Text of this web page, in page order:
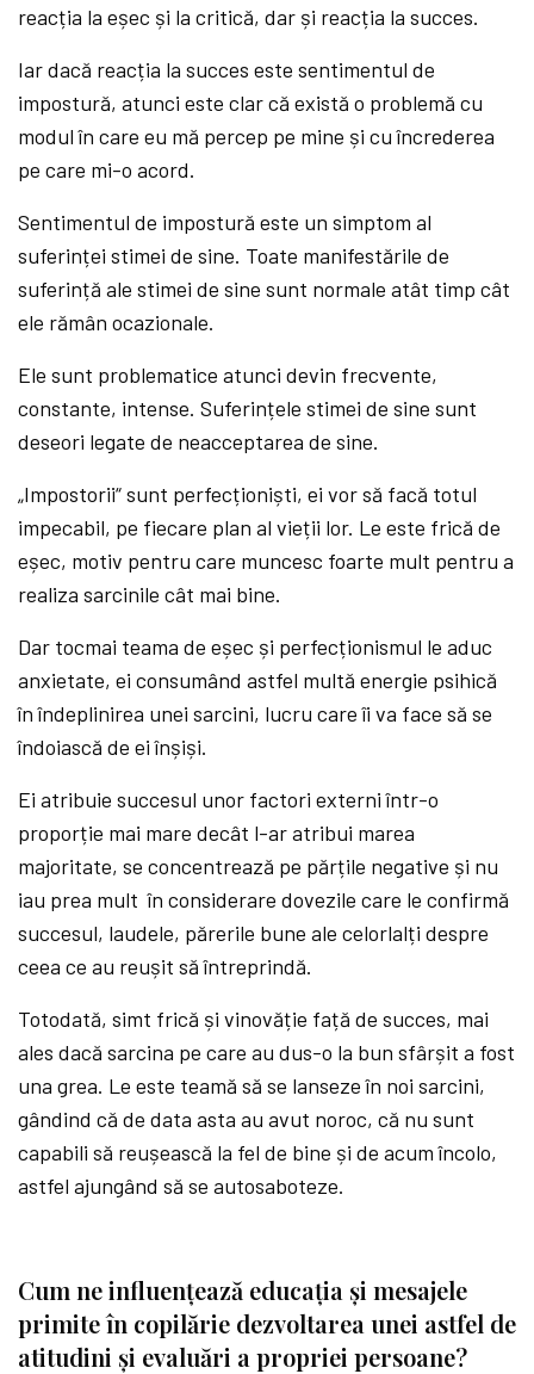
reacția la eșec și la critică, dar și reacția la succes.
Iar dacă reacția la succes este sentimentul de
impostură, atunci este clar că există o problemă cu
modul în care eu mă percep pe mine și cu încrederea
pe care mi-o acord.
Sentimentul de impostură este un simptom al
suferinței stimei de sine. Toate manifestările de
suferință ale stimei de sine sunt normale atât timp cât
ele rămân ocazionale.
Ele sunt problematice atunci devin frecvente,
constante, intense. Suferințele stimei de sine sunt
deseori legate de neacceptarea de sine.
„Impostorii“ sunt perfecționiști, ei vor să facă totul
impecabil, pe fiecare plan al vieții lor. Le este frică de
eșec, motiv pentru care muncesc foarte mult pentru a
realiza sarcinile cât mai bine.
Dar tocmai teama de eșec și perfecționismul le aduc
anxietate, ei consumând astfel multă energie psihică
în îndeplinirea unei sarcini, lucru care îi va face să se
îndoiască de ei înșiși.
Ei atribuie succesul unor factori externi într-o
proporție mai mare decât l-ar atribui marea
majoritate, se concentrează pe părțile negative și nu
iau prea mult în considerare dovezile care le confirmă
succesul, laudele, părerile bune ale celorlalți despre
ceea ce au reușit să întreprindă.
Totodată, simt frică și vinovăție față de succes, mai
ales dacă sarcina pe care au dus-o la bun sfârșit a fost
una grea. Le este teamă să se lanseze în noi sarcini,
gândind că de data asta au avut noroc, că nu sunt
capabili să reușească la fel de bine și de acum încolo,
astfel ajungând să se autosaboteze.
Cum ne influențează educația și mesajele
primite în copilărie dezvoltarea unei astfel de
atitudini și evaluări a propriei persoane?